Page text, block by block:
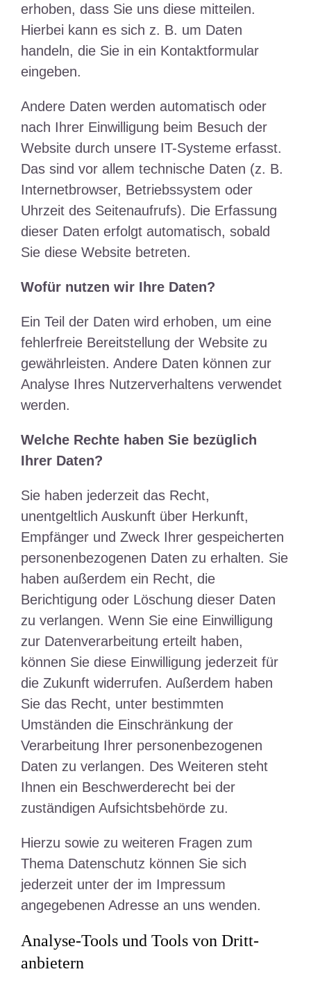
erhoben, dass Sie uns diese mitteilen.
Hierbei kann es sich z. B. um Daten
handeln, die Sie in ein Kontaktformular
eingeben.
Andere Daten werden automatisch oder
nach Ihrer Einwilligung beim Besuch der
Website durch unsere IT-Systeme erfasst.
Das sind vor allem technische Daten (z. B.
Internetbrowser, Betriebssystem oder
Uhrzeit des Seitenaufrufs). Die Erfassung
dieser Daten erfolgt automatisch, sobald
Sie diese Website betreten.
Wofür nutzen wir Ihre Daten?
Ein Teil der Daten wird erhoben, um eine
fehlerfreie Bereitstellung der Website zu
gewährleisten. Andere Daten können zur
Analyse Ihres Nutzerverhaltens verwendet
werden.
Welche Rechte haben Sie bezüglich
Ihrer Daten?
Sie haben jederzeit das Recht,
unentgeltlich Auskunft über Herkunft,
Empfänger und Zweck Ihrer gespeicherten
personenbezogenen Daten zu erhalten. Sie
haben außerdem ein Recht, die
Berichtigung oder Löschung dieser Daten
zu verlangen. Wenn Sie eine Einwilligung
zur Datenverarbeitung erteilt haben,
können Sie diese Einwilligung jederzeit für
die Zukunft widerrufen. Außerdem haben
Sie das Recht, unter bestimmten
Umständen die Einschränkung der
Verarbeitung Ihrer personenbezogenen
Daten zu verlangen. Des Weiteren steht
Ihnen ein Beschwerderecht bei der
zuständigen Aufsichtsbehörde zu.
Hierzu sowie zu weiteren Fragen zum
Thema Datenschutz können Sie sich
jederzeit unter der im Impressum
angegebenen Adresse an uns wenden.
Analyse-Tools und Tools von Dritt­
anbietern